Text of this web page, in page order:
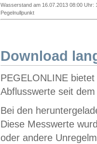
Wasserstand am 16.07.2013 08:00 Uhr:
Pegelnullpunkt
Download
PEGELONLINE
Abflusswerte seit
Bei den
Diese Messwerte
oder andere